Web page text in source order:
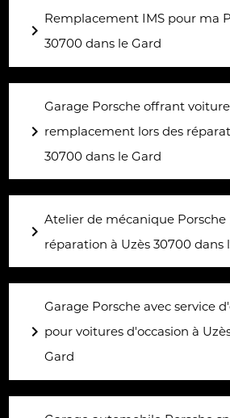
navigate_next
Remplacement IMS pour ma
30700 dans le Gard
navigate_next
Garage Porsche offrant
remplacement lors des
30700 dans le Gard
navigate_next
Atelier de mécanique
réparation à Uzès 30700 dans
navigate_next
Garage Porsche avec service
pour voitures d'occasion à
Gard